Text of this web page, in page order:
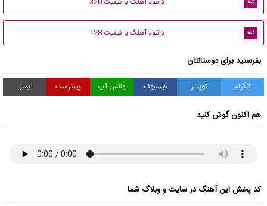
mp3
mp3 دانلود آهنگ با کیفیت 128
بفرستید برای دوستانتان
تلگرام توییتر فیسبوک واتس آپ پینترست ایمیل
هم اکنون گوش کنید
کد پخش این آهنگ در سایت و وبلاگ شما